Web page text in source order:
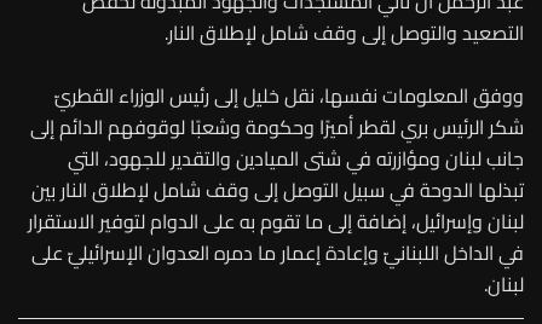
التصعيد والتوصل إلى وقف شامل لإطلاق النار.
ووفق المعلومات نفسها، نقل خليل إلى رئيس الوزراء القطريّ
شكر الرئيس بري لقطر أميرًا وحكومة وشعبًا لوقوفهم الدائم إلى
جانب لبنان ومؤازرته في شتى الميادين والتقدير للجهود، التي
تبذلها الدوحة في سبيل التوصل إلى وقف شامل لإطلاق النار بين
لبنان وإسرائيل، إضافة إلى ما تقوم به على الدوام لتوفير الاستقرار
في الداخل اللبنانيّ وإعادة إعمار ما دمره العدوان الإسرائيليّ على
لبنان.